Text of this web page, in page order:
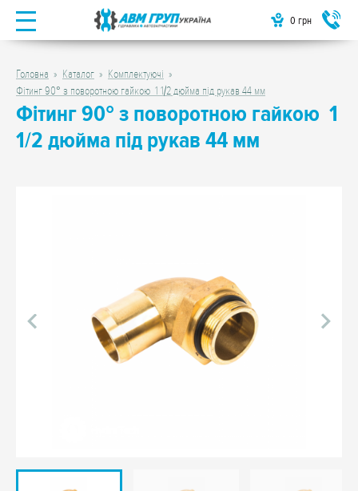
0 грн
Головна Каталог
Комплектуючі
Фітинг 90° з поворотною гайкою 1 1/2 дюйма під рукав 44 мм
Фітинг 90° з поворотною гайкою 1
1/2 дюйма під рукав 44 мм